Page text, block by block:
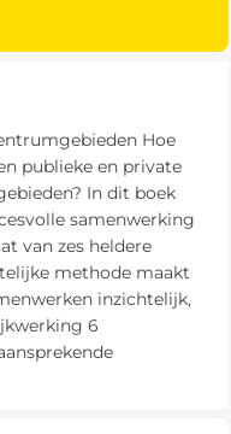
Hoe
publieke en private
In dit boek
samenwerking
van zes heldere
methode maakt
inzichtelijk,
6